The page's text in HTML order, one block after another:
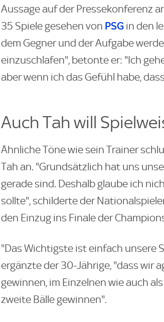
Aussage auf der Pressekonferenz
35 Spiele gesehen von PSG in den
dem Gegner und der Aufgabe
einzuschlafen", betonte er: "Ich
aber wenn ich das Gefühl habe,
Auch Tah will
Ähnliche Töne wie sein Trainer
Tah an. "Grundsätzlich hat uns
gerade sind. Deshalb glaube ich
sollte", schilderte der
den Einzug ins Finale der
"Das Wichtigste ist einfach unsere
ergänzte der 30-Jährige, "dass wir
gewinnen, im Einzelnen wie auch
zweite Bälle gewinnen".